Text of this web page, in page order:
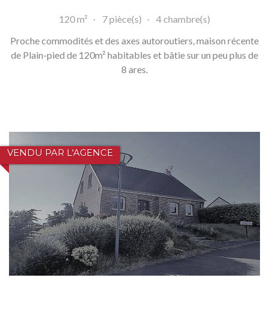
120 m² 7 pièce(s)
4 chambre(s)
Proche commodités et des axes autoroutiers, maison récente
de Plain-pied de 120m² habitables et bâtie sur un peu plus de
8 ares.
VENDU PAR L'AGENCE